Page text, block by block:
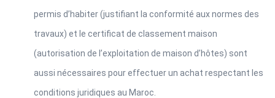
permis d’habiter (justifiant la conformité aux normes des
travaux) et le certificat de classement maison
(autorisation de l’exploitation de maison d’hôtes) sont
aussi nécessaires pour effectuer un achat respectant les
conditions juridiques au Maroc.